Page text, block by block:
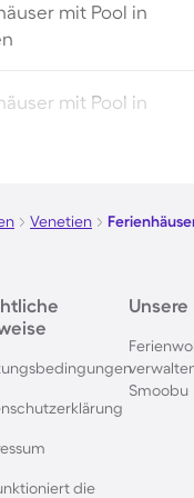
mit Pool in
mit Pool in
mit Pool in
mit Pool in
Venetien
die
Unsere
Smoobu